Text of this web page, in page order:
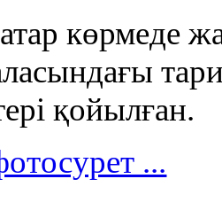
көрмеде
қойылған.
...